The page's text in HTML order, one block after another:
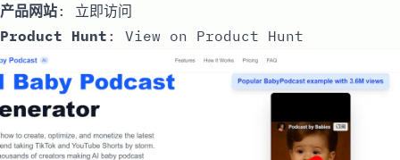
产品网站: 立即访问
Product Hunt : View on Product Hunt